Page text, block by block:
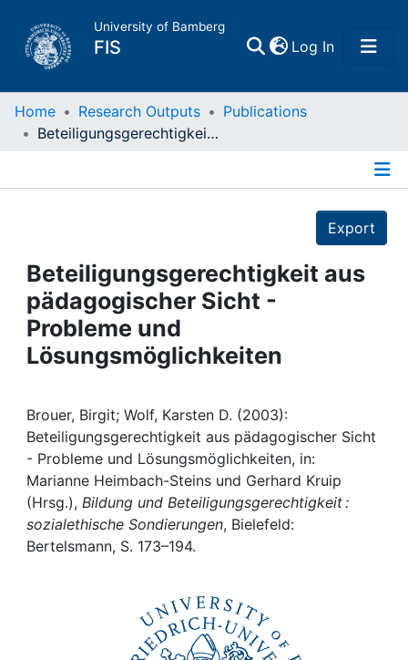
University of Bamberg
FIS Log In(current)
Home
Projects
People
Institutions
Awards
My FIS
Help
Home Research Outputs
Publications
Beteiligungsgerechtigkeit aus pädagogischer Sicht - Probleme und Lösungsmöglichkeiten
Export
Beteiligungsgerechtigkeit aus
pädagogischer Sicht -
Probleme und
Lösungsmöglichkeiten
Brouer, Birgit; Wolf, Karsten D. (2003):
Beteiligungsgerechtigkeit aus pädagogischer Sicht
- Probleme und Lösungsmöglichkeiten, in:
Marianne Heimbach-Steins und Gerhard Kruip
(Hrsg.), Bildung und Beteiligungsgerechtigkeit :
sozialethische Sondierungen, Bielefeld:
Bertelsmann, S. 173–194.